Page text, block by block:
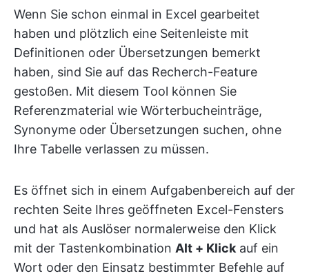
Wenn Sie schon einmal in Excel gearbeitet
haben und plötzlich eine Seitenleiste mit
Definitionen oder Übersetzungen bemerkt
haben, sind Sie auf das Recherch-Feature
gestoßen. Mit diesem Tool können Sie
Referenzmaterial wie Wörterbucheinträge,
Synonyme oder Übersetzungen suchen, ohne
Ihre Tabelle verlassen zu müssen.
Es öffnet sich in einem Aufgabenbereich auf der
rechten Seite Ihres geöffneten Excel-Fensters
und hat als Auslöser normalerweise den Klick
mit der Tastenkombination Alt + Klick auf ein
Wort oder den Einsatz bestimmter Befehle auf